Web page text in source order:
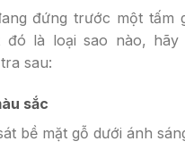
đứng trước một tấm
đó là loại sao nào, hãy
sau:
sắc
bề mặt gỗ dưới ánh